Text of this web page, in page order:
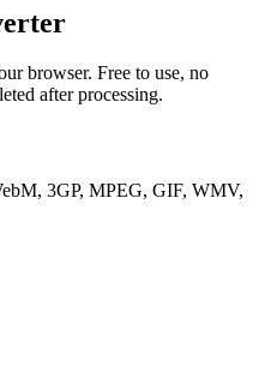
browser. Free to use, no
after processing.
3GP, MPEG, GIF, WMV,